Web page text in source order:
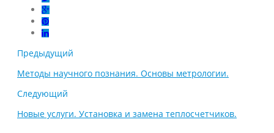
Предыдущий
Методы научного познания. Основы метрологии.
Следующий
Новые услуги. Установка и замена теплосчетчиков.